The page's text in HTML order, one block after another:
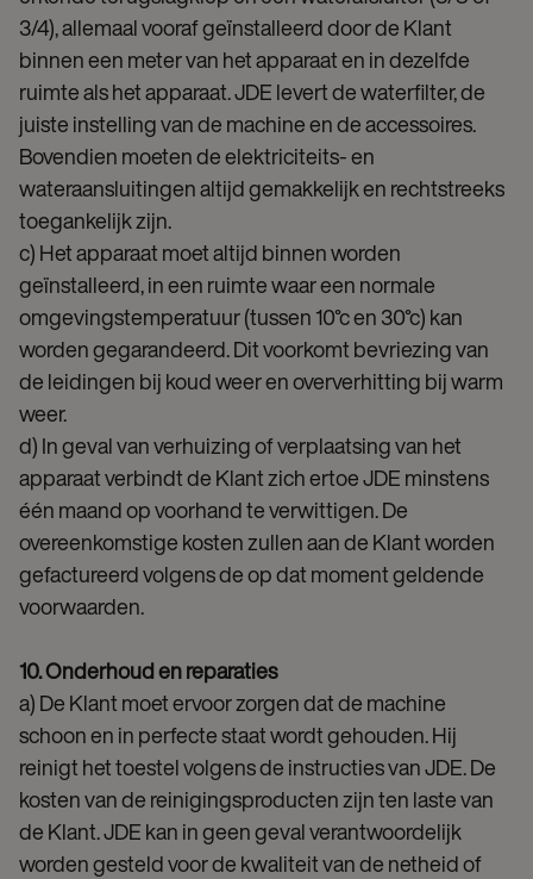
3/4), allemaal vooraf geïnstalleerd door de Klant
binnen een meter van het apparaat en in dezelfde
ruimte als het apparaat. JDE levert de waterfilter, de
juiste instelling van de machine en de accessoires.
Bovendien moeten de elektriciteits- en
wateraansluitingen altijd gemakkelijk en rechtstreeks
toegankelijk zijn.
c) Het apparaat moet altijd binnen worden
geïnstalleerd, in een ruimte waar een normale
omgevingstemperatuur (tussen 10°c en 30°c) kan
worden gegarandeerd. Dit voorkomt bevriezing van
de leidingen bij koud weer en oververhitting bij warm
weer.
d) In geval van verhuizing of verplaatsing van het
apparaat verbindt de Klant zich ertoe JDE minstens
één maand op voorhand te verwittigen. De
overeenkomstige kosten zullen aan de Klant worden
gefactureerd volgens de op dat moment geldende
voorwaarden.
10. Onderhoud en reparaties
a) De Klant moet ervoor zorgen dat de machine
schoon en in perfecte staat wordt gehouden. Hij
reinigt het toestel volgens de instructies van JDE. De
kosten van de reinigingsproducten zijn ten laste van
de Klant. JDE kan in geen geval verantwoordelijk
worden gesteld voor de kwaliteit van de netheid of